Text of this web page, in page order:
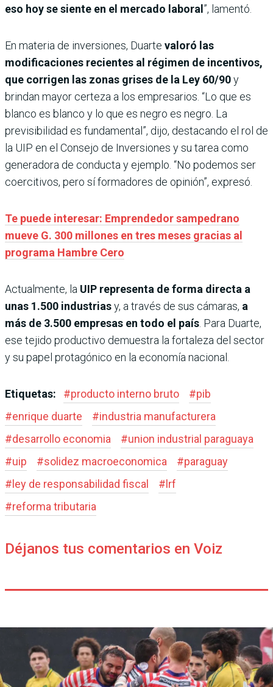
eso hoy se siente en el mercado laboral”, lamentó.
En materia de inversiones, Duarte valoró las
modificaciones recientes al régimen de incentivos,
que corrigen las zonas grises de la Ley 60/90y
brindan mayor certeza a los empresarios. “Lo que es
blanco es blanco y lo que es negro es negro. La
previsibilidad es fundamental”, dijo, destacando el rol de
la UIP en el Consejo de Inversiones y su tarea como
generadora de conducta y ejemplo. “No podemos ser
coercitivos, pero sí formadores de opinión”, expresó.
Te puede interesar: Emprendedor sampedrano
mueve G. 300 millones en tres meses gracias al
programa Hambre Cero
Actualmente, la UIP representa de forma directa a
unas 1.500 industriasy, a través de sus cámaras, a
más de 3.500 empresas en todo el país . Para Duarte,
ese tejido productivo demuestra la fortaleza del sector
y su papel protagónico en la economía nacional.
Etiquetas: #producto interno bruto #pib
#enrique duarte #industria manufacturera
#desarrollo economia #union industrial paraguaya
#uip #solidez macroeconomica #paraguay
#ley de responsabilidad fiscal #lrf
#reforma tributaria
Déjanos tus comentarios en Voiz